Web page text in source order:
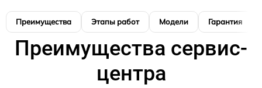
Преимущества Этапы работ Модели Гарантия
Преимущества сервис-
центра